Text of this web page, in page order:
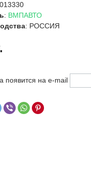
: ВМПАВТО
: РОССИЯ
появится на e-mail